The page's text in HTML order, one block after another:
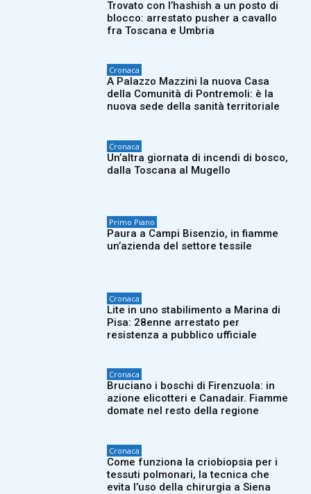
Trovato con l’hashish a un posto di
blocco: arrestato pusher a cavallo
fra Toscana e Umbria
Cronaca
A Palazzo Mazzini la nuova Casa
della Comunità di Pontremoli: è la
nuova sede della sanità territoriale
Cronaca
Un’altra giornata di incendi di bosco,
dalla Toscana al Mugello
Primo Piano
Paura a Campi Bisenzio, in fiamme
un’azienda del settore tessile
Cronaca
Lite in uno stabilimento a Marina di
Pisa: 28enne arrestato per
resistenza a pubblico ufficiale
Cronaca
Bruciano i boschi di Firenzuola: in
azione elicotteri e Canadair. Fiamme
domate nel resto della regione
Cronaca
Come funziona la criobiopsia per i
tessuti polmonari, la tecnica che
evita l’uso della chirurgia a Siena